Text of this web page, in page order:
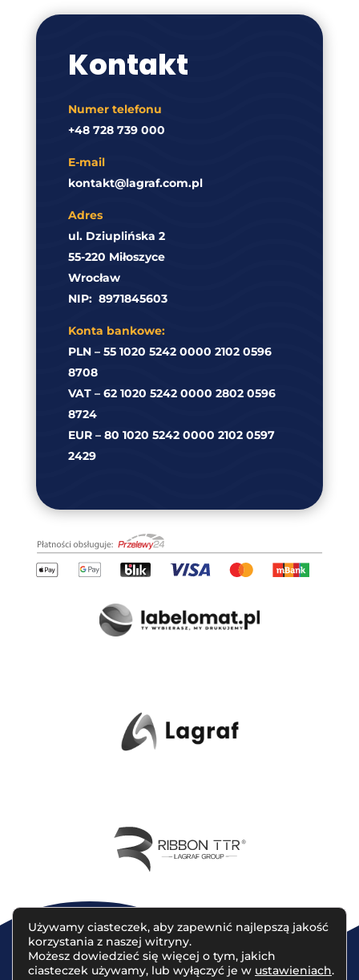
Kontakt
Numer telefonu
+48 728 739 000
E-mail
kontakt@lagraf.com.pl
Adres
ul. Dziuplińska 2
55-220 Miłoszyce
Wrocław
NIP: 8971845603
Konta bankowe:
PLN – 55 1020 5242 0000 2102 0596
8708
VAT – 62 1020 5242 0000 2802 0596
8724
EUR – 80 1020 5242 0000 2102 0597
2429
Używamy ciasteczek, aby zapewnić najlepszą jakość
korzystania z naszej witryny.
Możesz dowiedzieć się więcej o tym, jakich
ciasteczek używamy, lub wyłączyć je w ustawieniach.